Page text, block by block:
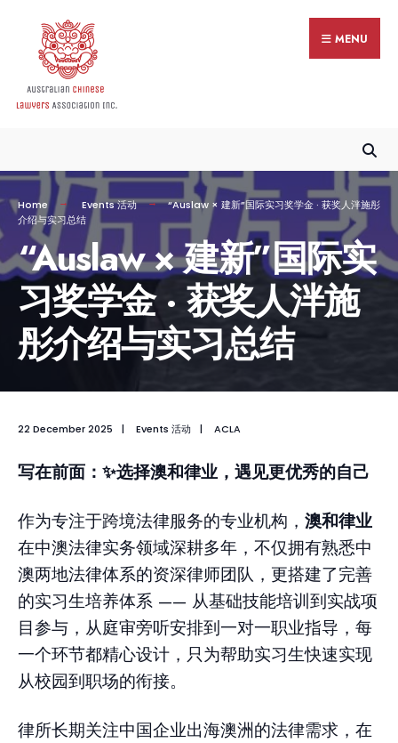
MENU
Home Events 活动
“Auslaw × 建新”国际实习奖学金 · 获奖人泮施彤
介绍与实习总结
“Auslaw × 建新”国际实
习奖学金 · 获奖人泮施
彤介绍与实习总结
22 December 2025 | Events 活动 | ACLA
写在前面：✨选择澳和律业，遇见更优秀的自己
作为专注于跨境法律服务的专业机构， 澳和律业
在中澳法律实务领域深耕多年，不仅拥有熟悉中
澳两地法律体系的资深律师团队，更搭建了完善
的实习生培养体系 —— 从基础技能培训到实战项
目参与，从庭审旁听安排到一对一职业指导，每
一个环节都精心设计，只为帮助实习生快速实现
从校园到职场的衔接。
律所长期关注中国企业出海澳洲的法律需求，在